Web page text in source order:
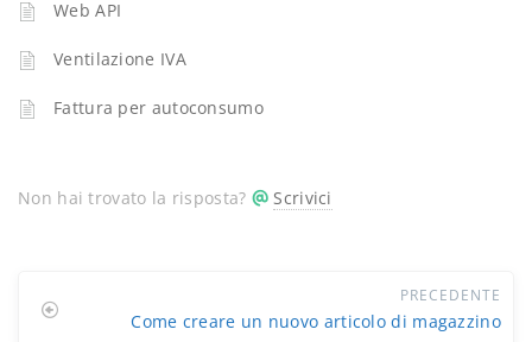
Web API
Ventilazione IVA
Fattura per autoconsumo
Non hai trovato la risposta? Scrivici
PRECEDENTE
Come creare un nuovo articolo di magazzino